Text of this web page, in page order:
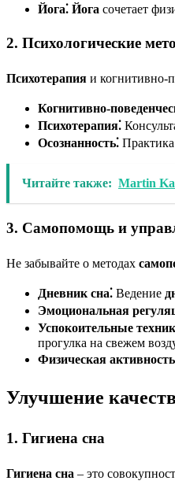
Йога⁚ Йога сочетает
2. Психологические
Психотерапия и когнитивно-
Когнитивно-
Психотерапия⁚
Осознанность⁚ Практика
Читайте также: Martin
3. Самопомощь и
Не забывайте о методах
Дневник сна⁚ Ведение
Эмоциональная
Успокоительные
прогулка на свежем
Физическая
Улучшение
1. Гигиена сна
Гигиена сна – это